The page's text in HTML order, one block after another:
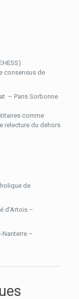
consensus de
– Paris Sorbonne
comme
relecture du dehors
de
d’Artois –
Nanterre –